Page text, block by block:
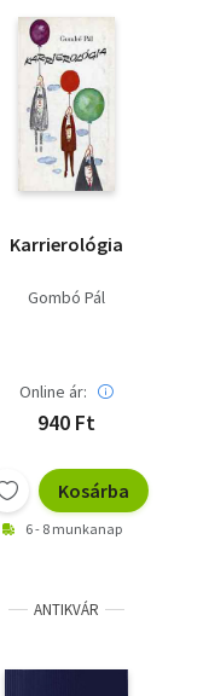
Karrierológia
Gombó Pál
Online ár:
940 Ft
Kosárba
6 - 8 munkanap
ANTIKVÁR